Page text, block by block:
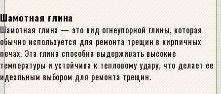
Шамотная глина
Шамотная глина — это вид огнеупорной глины, которая
обычно используется для ремонта трещин в кирпичных
печах. Эта глина способна выдерживать высокие
температуры и устойчива к тепловому удару, что делает ее
идеальным выбором для ремонта трещин.